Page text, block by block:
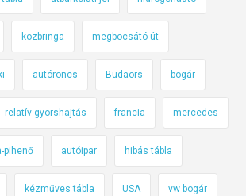
közbringa megbocsátó út
autóroncs Budaörs bogár
relatív gyorshajtás francia mercedes
pihenő autóipar hibás tábla
kézműves tábla USA vw bogár